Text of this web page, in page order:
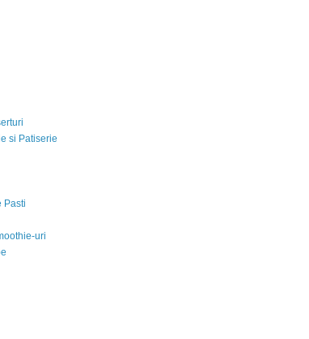
si Patiserie
Pasti
uri